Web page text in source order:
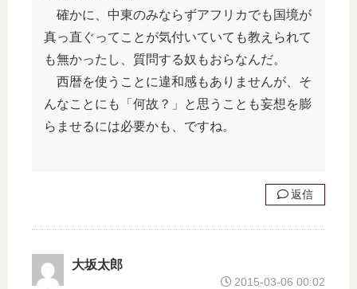
確かに、中東のみならずアフリカでも国境が
真っ直ぐってことが気付いていても教えられて
も無かったし、質問する奴もおらなんだ。
西暦を使うことに違和感もありませんが、そ
んなことにも「何故？」と思うことも妄想を膨
らませるには必要かも、ですね。
返信
大坂太郎
2015-03-06 00:02